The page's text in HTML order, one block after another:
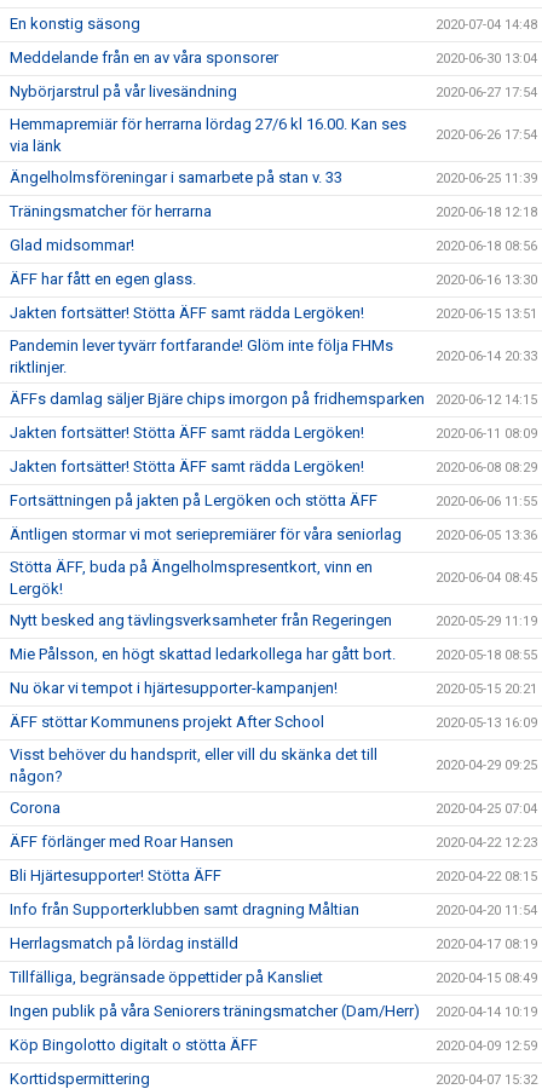
En konstig säsong 2020-07-04 14:48
Meddelande från en av våra sponsorer 2020-06-30 13:04
Nybörjarstrul på vår livesändning 2020-06-27 17:54
Hemmapremiär för herrarna lördag 27/6 kl 16.00. Kan ses
via länk
2020-06-26 17:54
Ängelholmsföreningar i samarbete på stan v. 33 2020-06-25 11:39
Träningsmatcher för herrarna 2020-06-18 12:18
Glad midsommar! 2020-06-18 08:56
ÄFF har fått en egen glass. 2020-06-16 13:30
Jakten fortsätter! Stötta ÄFF samt rädda Lergöken! 2020-06-15 13:51
Pandemin lever tyvärr fortfarande! Glöm inte följa FHMs
riktlinjer.
2020-06-14 20:33
ÄFFs damlag säljer Bjäre chips imorgon på fridhemsparken 2020-06-12 14:15
Jakten fortsätter! Stötta ÄFF samt rädda Lergöken! 2020-06-11 08:09
Jakten fortsätter! Stötta ÄFF samt rädda Lergöken! 2020-06-08 08:29
Fortsättningen på jakten på Lergöken och stötta ÄFF 2020-06-06 11:55
Äntligen stormar vi mot seriepremiärer för våra seniorlag 2020-06-05 13:36
Stötta ÄFF, buda på Ängelholmspresentkort, vinn en
Lergök!
2020-06-04 08:45
Nytt besked ang tävlingsverksamheter från Regeringen 2020-05-29 11:19
Mie Pålsson, en högt skattad ledarkollega har gått bort. 2020-05-18 08:55
Nu ökar vi tempot i hjärtesupporter-kampanjen! 2020-05-15 20:21
ÄFF stöttar Kommunens projekt After School 2020-05-13 16:09
Visst behöver du handsprit, eller vill du skänka det till
någon?
2020-04-29 09:25
Corona 2020-04-25 07:04
ÄFF förlänger med Roar Hansen 2020-04-22 12:23
Bli Hjärtesupporter! Stötta ÄFF 2020-04-22 08:15
Info från Supporterklubben samt dragning Måltian 2020-04-20 11:54
Herrlagsmatch på lördag inställd 2020-04-17 08:19
Tillfälliga, begränsade öppettider på Kansliet 2020-04-15 08:49
Ingen publik på våra Seniorers träningsmatcher (Dam/Herr) 2020-04-14 10:19
Köp Bingolotto digitalt o stötta ÄFF 2020-04-09 12:59
Korttidspermittering 2020-04-07 15:32